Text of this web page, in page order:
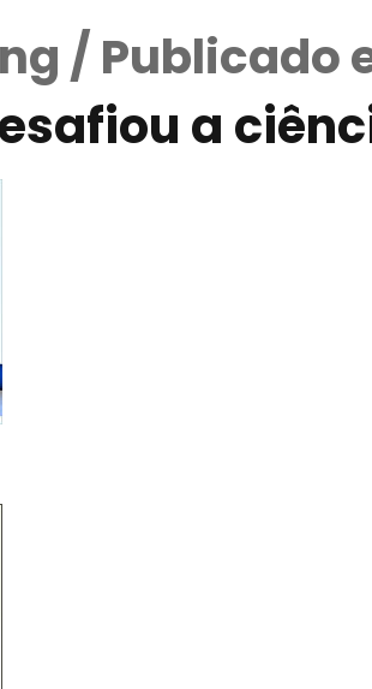
/ Publicado
a